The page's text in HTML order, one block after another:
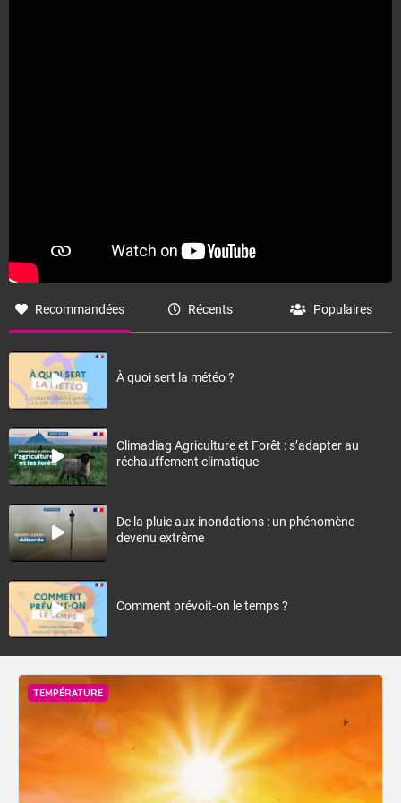
Recommandées Récents Populaires
À quoi sert la météo ?
Climadiag Agriculture et Forêt : s’adapter au
réchauffement climatique
De la pluie aux inondations : un phénomène
devenu extrême
Comment prévoit-on le temps ?
TEMPÉRATURE